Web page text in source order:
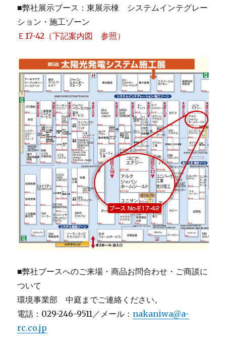
■弊社展示ブース：東展示棟 システムインテグレー
ション・施工ゾーン
Ｅ17-42（下記案内図 参照）
■弊社ブースへのご来場・商品お問合わせ・ご商談に
ついて
環境事業部 中庭までご連絡ください。
電話：029-246-9511／メール： nakaniwa@a-
rc.co.jp